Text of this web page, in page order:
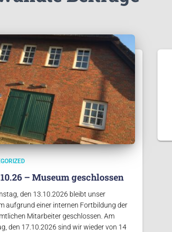
– Museum geschlossen
den 13.10.2026 bleibt unser
aufgrund einer internen Fortbildung der
Mitarbeiter geschlossen. Am
den 17.10.2026 sind wir wieder von 14